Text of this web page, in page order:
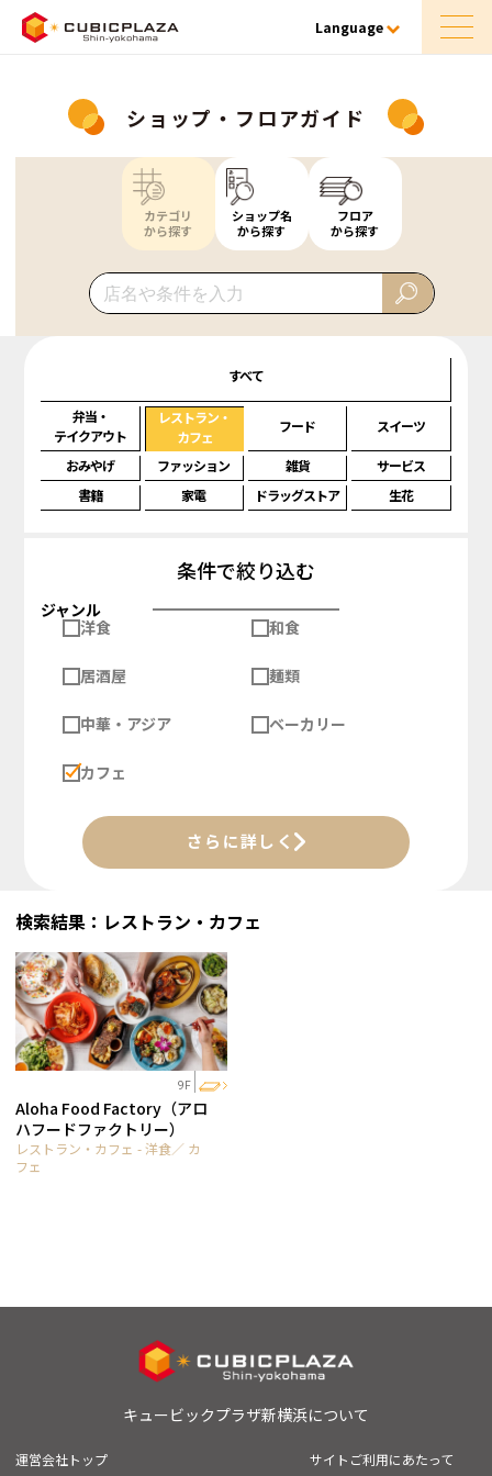
Language
ショップ・フロアガイド
カテゴリ
から探す
ショップ名
から探す
フロア
から探す
すべて
弁当・
テイクアウト
レストラン・
カフェ
フード スイーツ
おみやげ ファッション 雑貨
サービス
書籍
家電 ドラッグストア 生花
条件で絞り込む
ジャンル
洋食
和食
居酒屋 麺類
中華・アジア ベーカリー
カフェ
さらに詳しく
検索結果：レストラン・カフェ
9F
Aloha Food Factory（アロ
ハフードファクトリー）
レストラン・カフェ - 洋食／ カ
フェ
キュービックプラザ新横浜について
運営会社トップ サイトご利用にあたって